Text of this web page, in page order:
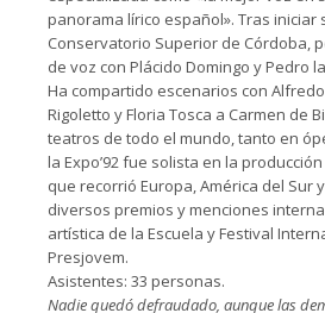
panorama lírico español». Tras iniciar
Conservatorio Superior de Córdoba,
de voz con Plácido Domingo y Pedro
Ha compartido escenarios con
Rigoletto y Floria Tosca a Carmen de
teatros de todo el mundo, tanto en
la Expo’92 fue solista en la
que recorrió Europa, América del Sur y
diversos premios y menciones
artística de la Escuela y Festival
Presjovem.
Asistentes: 33 personas.
Nadie quedó defraudado, aunque las